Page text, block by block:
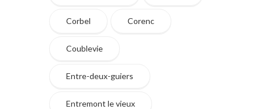
Corbel Corenc
Coublevie
Entre-deux-guiers
Entremont le vieux